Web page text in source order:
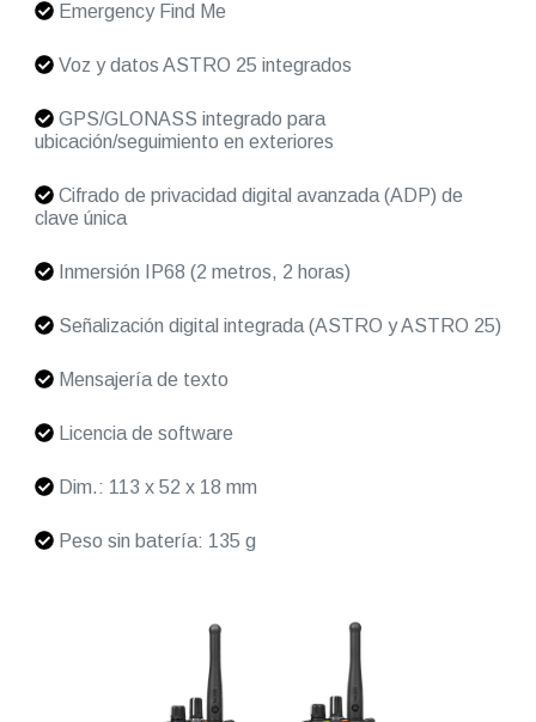
Emergency Find Me
Voz y datos ASTRO 25 integrados
GPS/GLONASS integrado para
ubicación/seguimiento en exteriores
Cifrado de privacidad digital avanzada (ADP) de
clave única
Inmersión IP68 (2 metros, 2 horas)
Señalización digital integrada (ASTRO y ASTRO 25)
Mensajería de texto
Licencia de software
Dim.: 113 x 52 x 18 mm
Peso sin batería: 135 g